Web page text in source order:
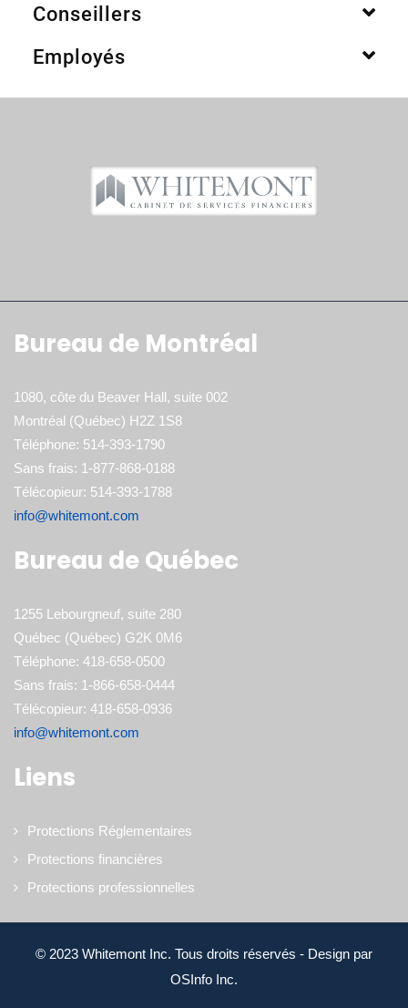
Conseillers
Employés
Bureau de Montréal
1080, côte du Beaver Hall, suite 002
Montréal (Québec) H2Z 1S8
Téléphone: 514-393-1790
Sans frais: 1-877-868-0188
Télécopieur: 514-393-1788
info@whitemont.com
Bureau de Québec
1255 Lebourgneuf, suite 280
Québec (Québec) G2K 0M6
Téléphone: 418-658-0500
Sans frais: 1-866-658-0444
Télécopieur: 418-658-0936
info@whitemont.com
Liens
Protections Réglementaires
Protections financières
Protections professionnelles
© 2023 Whitemont Inc. Tous droits réservés - Design par
OSInfo Inc.